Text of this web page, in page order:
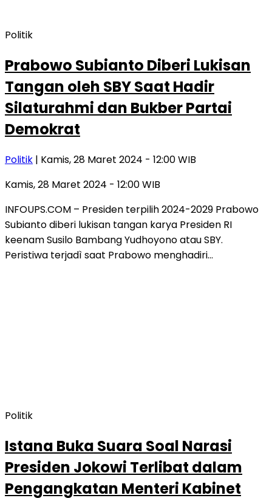
Politik
Prabowo Subianto Diberi Lukisan
Tangan oleh SBY Saat Hadir
Silaturahmi dan Bukber Partai
Demokrat
Politik | Kamis, 28 Maret 2024 - 12:00 WIB
Kamis, 28 Maret 2024 - 12:00 WIB
INFOUPS.COM – Presiden terpilih 2024-2029 Prabowo
Subianto diberi lukisan tangan karya Presiden RI
keenam Susilo Bambang Yudhoyono atau SBY.
Peristiwa terjadì saat Prabowo menghadiri…
Politik
Istana Buka Suara Soal Narasi
Presiden Jokowi Terlibat dalam
Pengangkatan Menteri Kabinet